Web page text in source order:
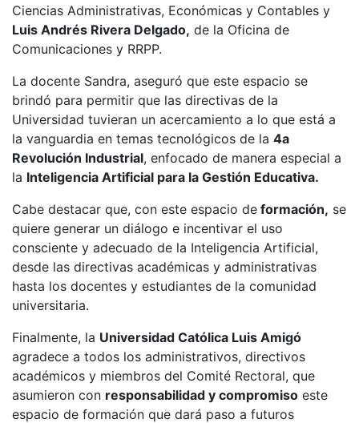
Ciencias Administrativas, Económicas y Contables y
Luis Andrés Rivera Delgado, de la Oficina de
Comunicaciones y RRPP.
La docente Sandra, aseguró que este espacio se
brindó para permitir que las directivas de la
Universidad tuvieran un acercamiento a lo que está a
la vanguardia en temas tecnológicos de la 4a
Revolución Industrial, enfocado de manera especial a
la Inteligencia Artificial para la Gestión Educativa.
Cabe destacar que, con este espacio de formación, se
quiere generar un diálogo e incentivar el uso
consciente y adecuado de la Inteligencia Artificial,
desde las directivas académicas y administrativas
hasta los docentes y estudiantes de la comunidad
universitaria.
Finalmente, la Universidad Católica Luis Amigó
agradece a todos los administrativos, directivos
académicos y miembros del Comité Rectoral, que
asumieron con responsabilidad y compromiso este
espacio de formación que dará paso a futuros